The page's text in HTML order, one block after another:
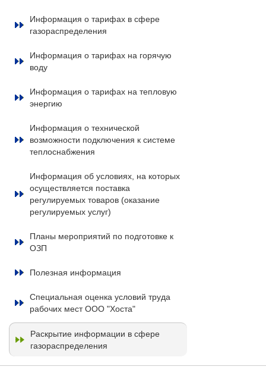
Информация о тарифах в сфере
газораспределения
Информация о тарифах на горячую
воду
Информация о тарифах на тепловую
энергию
Информация о технической
возможности подключения к системе
теплоснабжения
Информация об условиях, на которых
осуществляется поставка
регулируемых товаров (оказание
регулируемых услуг)
Планы мероприятий по подготовке к
ОЗП
Полезная информация
Специальная оценка условий труда
рабочих мест ООО "Хоста"
Раскрытие информации в сфере
газораспределения